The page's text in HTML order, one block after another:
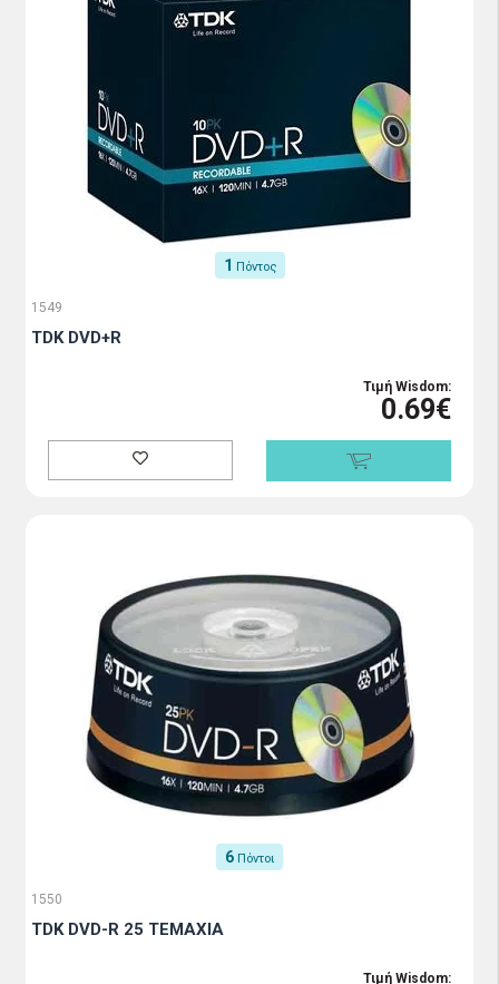
1 Πόντος
1549
TDK DVD+R
Τιμή Wisdom:
0.69€
6 Πόντοι
1550
TDK DVD-R 25 TEMAXIA
Τιμή Wisdom: